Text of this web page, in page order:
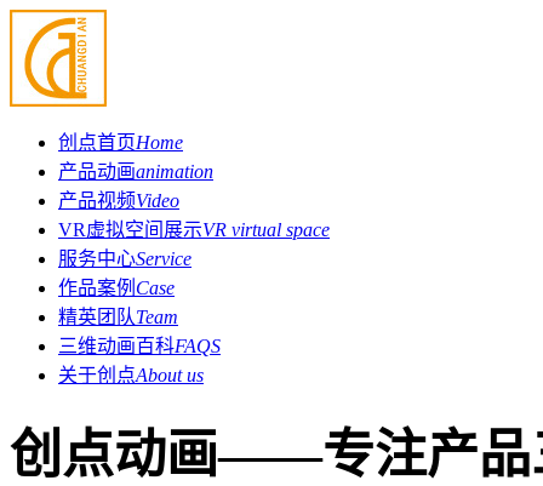
创点首页Home
产品动画animation
产品视频Video
VR虚拟空间展示VR virtual space
服务中心Service
作品案例 Case
精英团队Team
三维动画百科FAQS
关于创点About us
创点动画——专注产品